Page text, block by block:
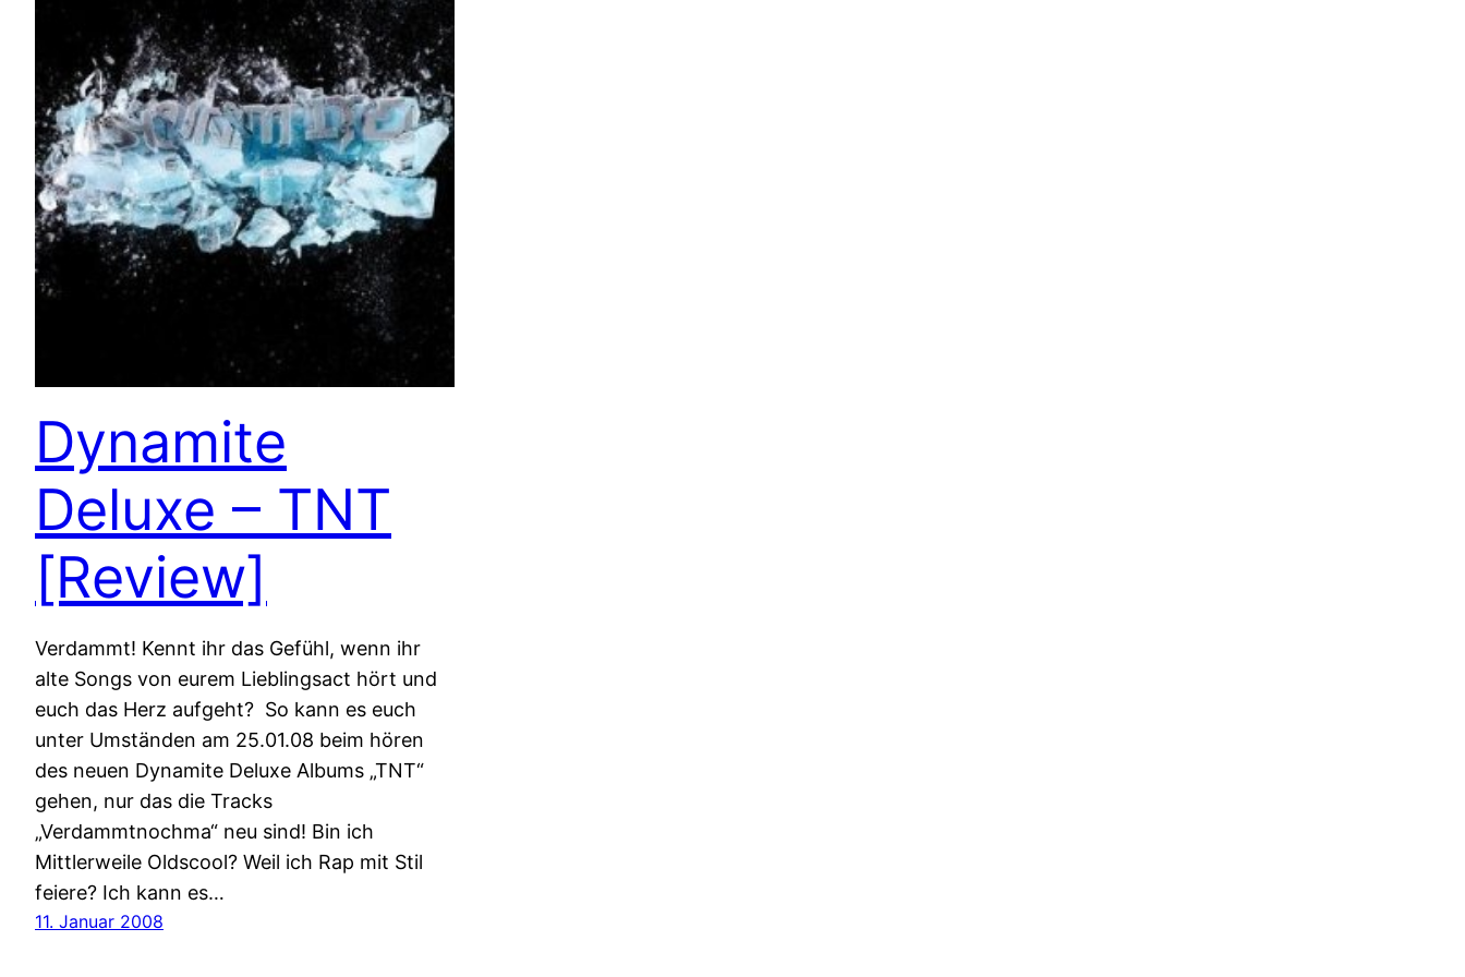
Dynamite
Deluxe – TNT
[Review]
Verdammt! Kennt ihr das Gefühl, wenn ihr
alte Songs von eurem Lieblingsact hört und
euch das Herz aufgeht? So kann es euch
unter Umständen am 25.01.08 beim hören
des neuen Dynamite Deluxe Albums „TNT“
gehen, nur das die Tracks
„Verdammtnochma“ neu sind! Bin ich
Mittlerweile Oldscool? Weil ich Rap mit Stil
feiere? Ich kann es…
11. Januar 2008